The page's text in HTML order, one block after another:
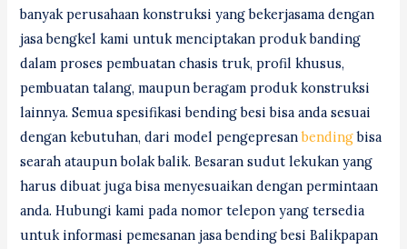
banyak perusahaan konstruksi yang bekerjasama dengan
jasa bengkel kami untuk menciptakan produk banding
dalam proses pembuatan chasis truk, profil khusus,
pembuatan talang, maupun beragam produk konstruksi
lainnya. Semua spesifikasi bending besi bisa anda sesuai
dengan kebutuhan, dari model pengepresanbendingbisa
searah ataupun bolak balik. Besaran sudut lekukan yang
harus dibuat juga bisa menyesuaikan dengan permintaan
anda. Hubungi kami pada nomor telepon yang tersedia
untuk informasi pemesanan jasa bending besi Balikpapan